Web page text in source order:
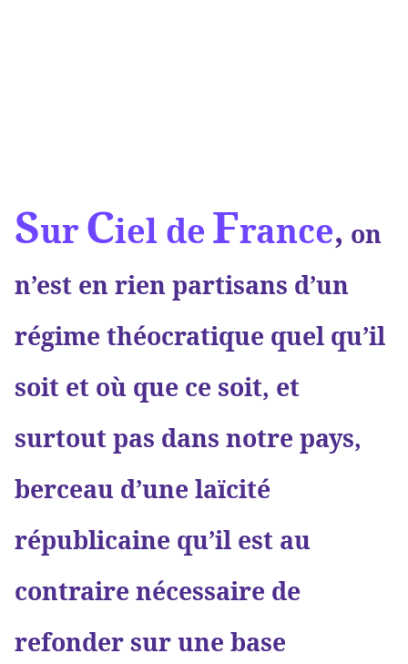
SurCiel de France, on
n’est en rien partisans d’un
régime théocratique quel qu’il
soit et où que ce soit, et
surtout pas dans notre pays,
berceau d’une laïcité
républicaine qu’il est au
contraire nécessaire de
refonder sur une base